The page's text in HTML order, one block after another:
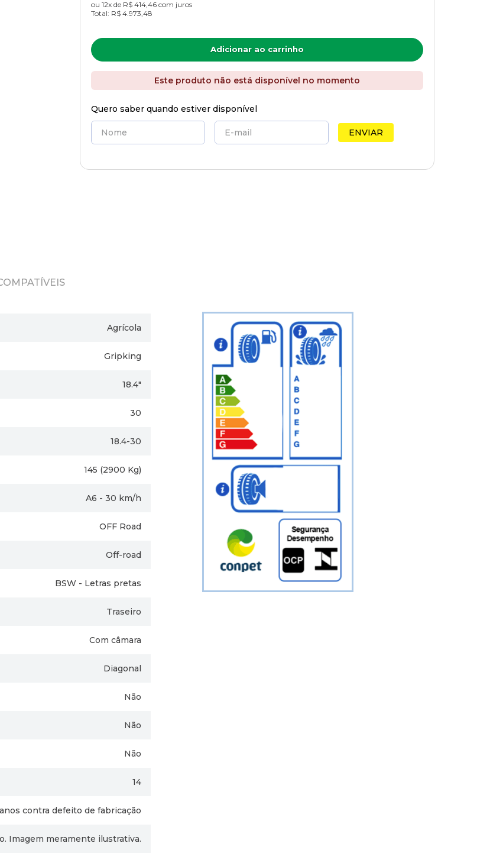
ou 12x de R$ 414,46 com juros
Total: R$ 4.973,48
Adicionar ao carrinho
Este produto não está disponível no momento
Quero saber quando estiver disponível
ENVIAR
Agrícola
Gripking
18.4"
30
18.4-30
145 (2900 Kg)
A6 - 30 km/h
OFF Road
Off-road
BSW - Letras pretas
Traseiro
Com câmara
Diagonal
Não
Não
Não
14
contra defeito de fabricação
Imagem meramente ilustrativa.